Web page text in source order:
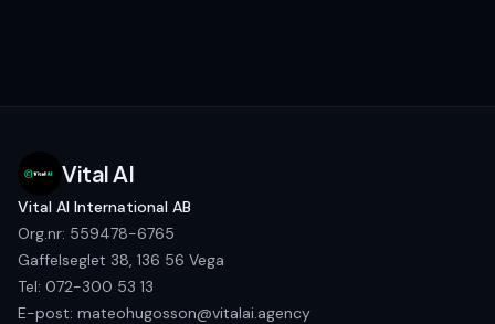
Vital AI
Vital AI International AB
Org.nr: 559478-6765
Gaffelseglet 38, 136 56 Vega
Tel: 072-300 53 13
E-post: mateohugosson@vitalai.agency